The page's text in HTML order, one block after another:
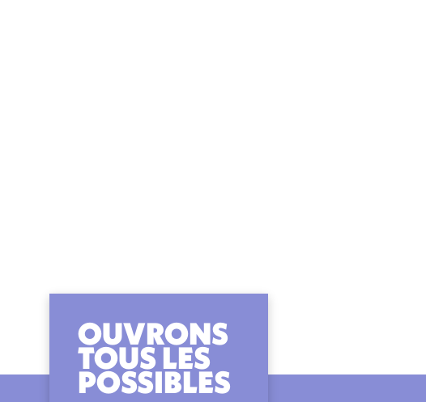
OUVRONS
TOUS LES
POSSIBLES